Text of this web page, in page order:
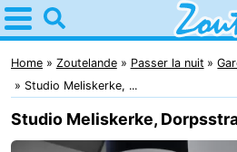
Home
Zoutelande
Astuces
Avec
Home Zoutelande Passer la nuit
Studio Meliskerke, ...
Studio Meliskerke,